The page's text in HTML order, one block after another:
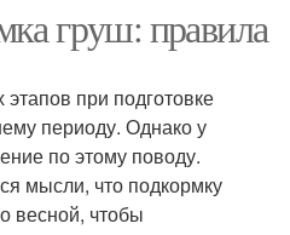
груш: правила
при подготовке
периоду. Однако у
по этому поводу.
мысли, что подкормку
весной, чтобы